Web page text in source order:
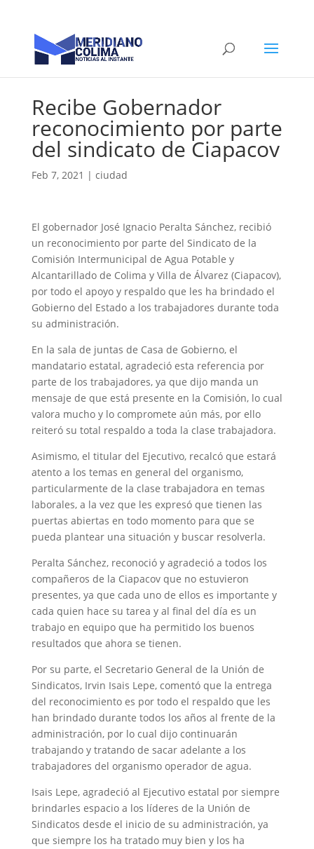
Recibe Gobernador
reconocimiento por parte
del sindicato de Ciapacov
Feb 7, 2021 | ciudad
El gobernador José Ignacio Peralta Sánchez, recibió
un reconocimiento por parte del Sindicato de la
Comisión Intermunicipal de Agua Potable y
Alcantarillado de Colima y Villa de Álvarez (Ciapacov),
por todo el apoyo y respaldo que les ha brindado el
Gobierno del Estado a los trabajadores durante toda
su administración.
En la sala de juntas de Casa de Gobierno, el
mandatario estatal, agradeció esta referencia por
parte de los trabajadores, ya que dijo manda un
mensaje de que está presente en la Comisión, lo cual
valora mucho y lo compromete aún más, por ello
reiteró su total respaldo a toda la clase trabajadora.
Asimismo, el titular del Ejecutivo, recalcó que estará
atento a los temas en general del organismo,
particularmente de la clase trabajadora en temas
laborales, a la vez que les expresó que tienen las
puertas abiertas en todo momento para que se
pueda plantear una situación y buscar resolverla.
Peralta Sánchez, reconoció y agradeció a todos los
compañeros de la Ciapacov que no estuvieron
presentes, ya que cada uno de ellos es importante y
cada quien hace su tarea y al final del día es un
trabajo en equipo que ha permitido los buenos
resultados que ahora se tienen.
Por su parte, el Secretario General de la Unión de
Sindicatos, Irvin Isais Lepe, comentó que la entrega
del reconocimiento es por todo el respaldo que les
han brindado durante todos los años al frente de la
administración, por lo cual dijo continuarán
trabajando y tratando de sacar adelante a los
trabajadores del organismo operador de agua.
Isais Lepe, agradeció al Ejecutivo estatal por siempre
brindarles espacio a los líderes de la Unión de
Sindicatos desde el inicio de su administración, ya
que siempre los ha tratado muy bien y los ha